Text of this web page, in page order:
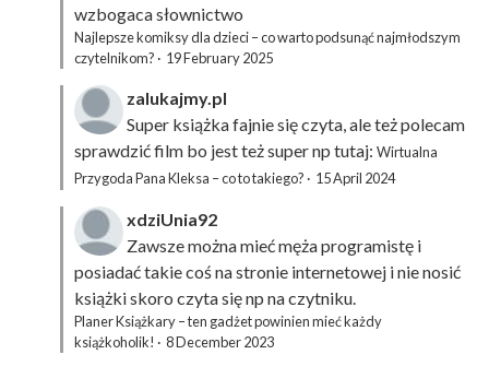
wzbogaca słownictwo
Najlepsze komiksy dla dzieci – co warto podsunąć najmłodszym
czytelnikom? · 19 February 2025
zalukajmy.pl
Super książka fajnie się czyta, ale też polecam
sprawdzić film bo jest też super np tutaj: Wirtualna
Przygoda Pana Kleksa – co to takiego? · 15 April 2024
xdziUnia92
Zawsze można mieć męża programistę i
posiadać takie coś na stronie internetowej i nie nosić
książki skoro czyta się np na czytniku.
Planer Książkary – ten gadżet powinien mieć każdy
książkoholik! · 8 December 2023